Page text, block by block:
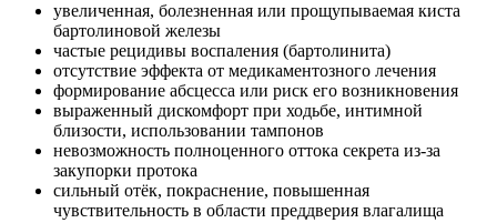
увеличенная, болезненная или прощупываемая киста
бартолиновой железы
частые рецидивы воспаления (бартолинита)
отсутствие эффекта от медикаментозного лечения
формирование абсцесса или риск его возникновения
выраженный дискомфорт при ходьбе, интимной
близости, использовании тампонов
невозможность полноценного оттока секрета из-за
закупорки протока
сильный отёк, покраснение, повышенная
чувствительность в области преддверия влагалища